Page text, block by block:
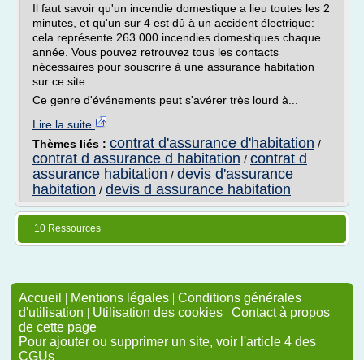
Il faut savoir qu'un incendie domestique a lieu toutes les 2
minutes, et qu'un sur 4 est dû à un accident électrique:
cela représente 263 000 incendies domestiques chaque
année. Vous pouvez retrouvez tous les contacts
nécessaires pour souscrire à une assurance habitation
sur ce site.
Ce genre d'événements peut s'avérer très lourd à...
Lire la suite
Thèmes liés : contrat d'assurance d'habitation /
contrat d assurance d habitation / contrat d
assurance habitation / devis d'assurance
habitation / devis d assurance habitation
10 Ressources
Accueil | Mentions légales | Conditions générales
d'utilisation | Utilisation des cookies | Contact à propos
de cette page
Pour ajouter ou supprimer un site, voir l'article 4 des
CGUs